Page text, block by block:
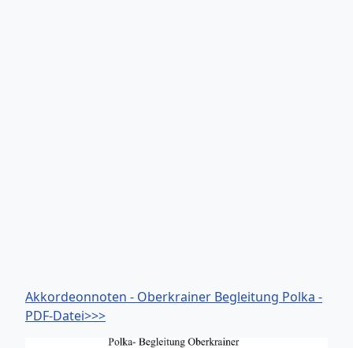
Akkordeonnoten - Oberkrainer Begleitung Polka -
PDF-Datei>>>